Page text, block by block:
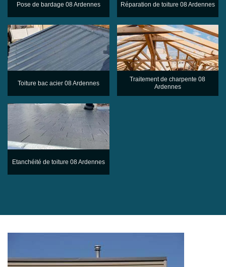
Pose de bardage 08 Ardennes Réparation de toiture 08 Ardennes
Toiture bac acier 08 Ardennes
Traitement de charpente 08
Ardennes
Etanchéité de toiture 08 Ardennes